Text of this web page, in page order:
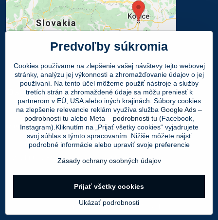
Osobný odber
Navštívte našu predajňu - SHOWROOM
Obuv LEON, Mlynská 21, 040 01 Košice
Váš Objednaný tovar si môžete ZADARMO
vyzdvihnúť v PO - PIA 9:00 - 17:00 hod.
©2026Copyright
Predvoľby súkromiaZásady ochrany osobných údajov
Vytvorené pomocou:BiznisWeb.sk
Predvoľby súkromia
Cookies používame na zlepšenie vašej návštevy tejto webovej
stránky, analýzu jej výkonnosti a zhromažďovanie údajov o jej
používaní. Na tento účel môžeme použiť nástroje a služby
tretích strán a zhromaždené údaje sa môžu preniesť k
partnerom v EÚ, USA alebo iných krajinách. Súbory cookies
na zlepšenie relevancie reklám využíva služba Google Ads –
podrobnosti tu alebo Meta – podrobnosti tu (Facebook,
Instagram).Kliknutím na „Prijať všetky cookies“ vyjadrujete
svoj súhlas s týmto spracovaním. Nižšie môžete nájsť
podrobné informácie alebo upraviť svoje preferencie
Zásady ochrany osobných údajov
Ukázať podrobnosti
Prijať všetky cookies